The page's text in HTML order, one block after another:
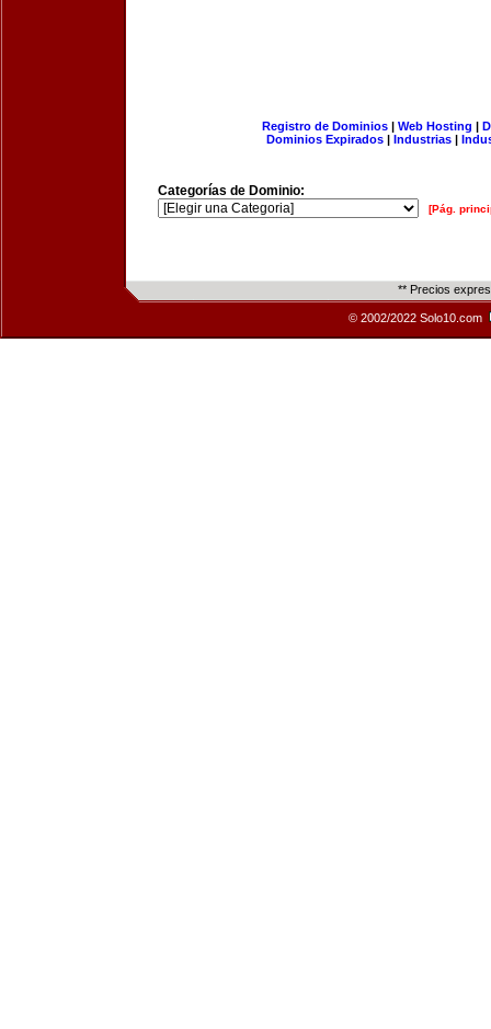
Registro de Dominios| Web Hosting |
Dominios Expirados | Industrias |
Categorías de Dominio:
[Pág.
** Precios
© 2002/2022 Solo10.com